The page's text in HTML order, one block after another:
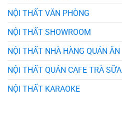
NỘI THẤT VĂN PHÒNG
NỘI THẤT SHOWROOM
NỘI THẤT NHÀ HÀNG QUÁN ĂN
NỘI THẤT QUÁN CAFE TRÀ SỮA
NỘI THẤT KARAOKE